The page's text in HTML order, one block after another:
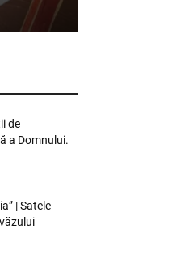
de
a Domnului.
| Satele